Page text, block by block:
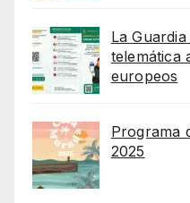
La
telemática
europeos
Programa
2025